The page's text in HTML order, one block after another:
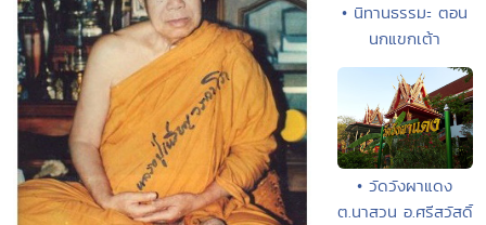
• นิทานธรรมะ ตอน
นกแขกเต้า
• วัดวังผาแดง
ต.นาสวน อ.ศรีสวัสดิ์